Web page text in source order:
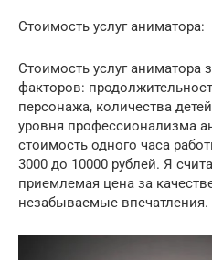
Стоимость услуг аниматора:
Стоимость услуг аниматора
факторов:
персонажа, количества
уровня профессионализма
стоимость одного часа
3000 до 10000 рублей. Я
приемлемая цена за
незабываемые впечатления.